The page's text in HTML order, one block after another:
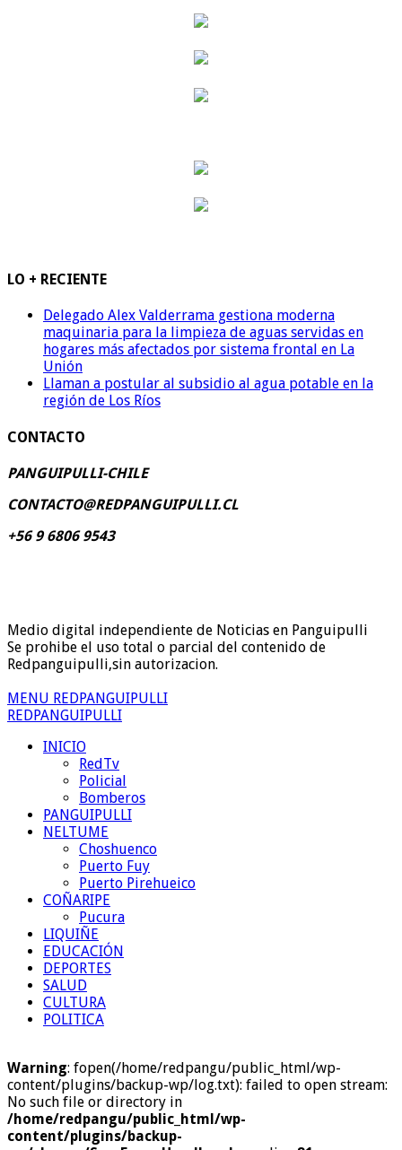
LO + RECIENTE
Delegado Alex Valderrama gestiona moderna
maquinaria para la limpieza de aguas servidas en
hogares más afectados por sistema frontal en La
Unión
Llaman a postular al subsidio al agua potable en la
región de Los Ríos
CONTACTO
PANGUIPULLI-CHILE
CONTACTO@REDPANGUIPULLI.CL
+56 9 6806 9543
Medio digital independiente de Noticias en Panguipulli
Se prohibe el uso total o parcial del contenido de
Redpanguipulli,sin autorizacion.
MENU REDPANGUIPULLI
REDPANGUIPULLI
INICIO
RedTv
Policial
Bomberos
PANGUIPULLI
NELTUME
Choshuenco
Puerto Fuy
Puerto Pirehueico
COÑARIPE
Pucura
LIQUIÑE
EDUCACIÓN
DEPORTES
SALUD
CULTURA
POLITICA
Warning: fopen(/home/redpangu/public_html/wp-
content/plugins/backup-wp/log.txt): failed to open stream:
No such file or directory in
/home/redpangu/public_html/wp-
content/plugins/backup-